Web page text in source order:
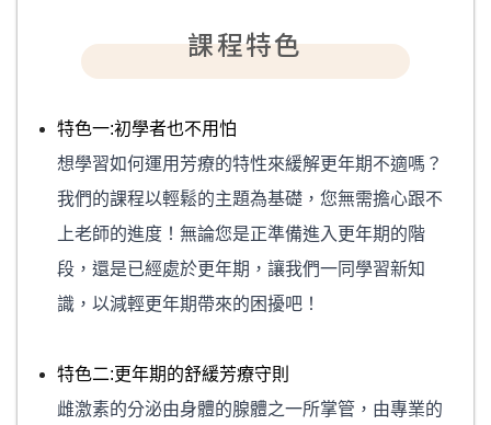
課程特色
特色一:初學者也不用怕
想學習如何運用芳療的特性來緩解更年期不適嗎？
我們的課程以輕鬆的主題為基礎，您無需擔心跟不
上老師的進度！無論您是正準備進入更年期的階
段，還是已經處於更年期，讓我們一同學習新知
識，以減輕更年期帶來的困擾吧！
特色二:更年期的舒緩芳療守則
雌激素的分泌由身體的腺體之一所掌管，由專業的